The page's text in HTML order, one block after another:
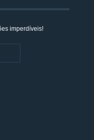
imperdíveis!